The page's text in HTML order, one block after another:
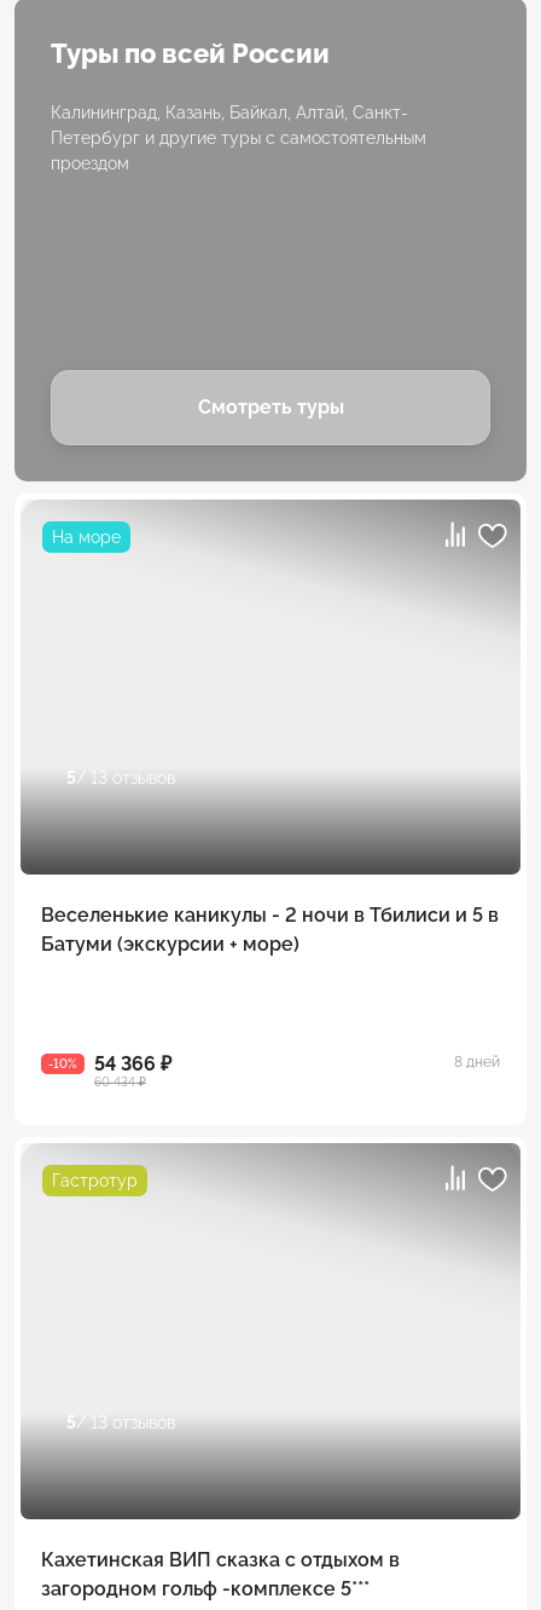
Туры по всей России
Калининград, Казань, Байкал, Алтай, Санкт-
Петербург и другие туры с самостоятельным
проездом
Смотреть туры
На море
5/ 13 отзывов
Веселенькие каникулы - 2 ночи в Тбилиси и 5 в
Батуми (экскурсии + море)
-10% 54 366 ₽
60 434 ₽
8 дней
Гастротур
5/ 13 отзывов
Кахетинская ВИП сказка с отдыхом в
загородном гольф -комплексе 5***